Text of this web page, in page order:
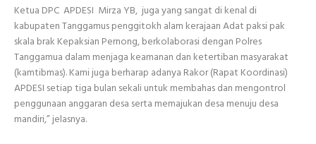
Ketua DPC APDESI Mirza YB, juga yang sangat di kenal di
kabupaten Tanggamus penggitokh alam kerajaan Adat paksi pak
skala brak Kepaksian Pernong, berkolaborasi dengan Polres
Tanggamua dalam menjaga keamanan dan ketertiban masyarakat
(kamtibmas). Kami juga berharap adanya Rakor (Rapat Koordinasi)
APDESI setiap tiga bulan sekali untuk membahas dan mengontrol
penggunaan anggaran desa serta memajukan desa menuju desa
mandiri,” jelasnya.